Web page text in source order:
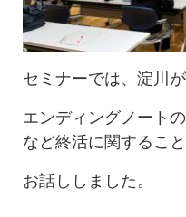
セミナーでは、淀川が
エンディングノート
など終活に関するこ
お話ししました。